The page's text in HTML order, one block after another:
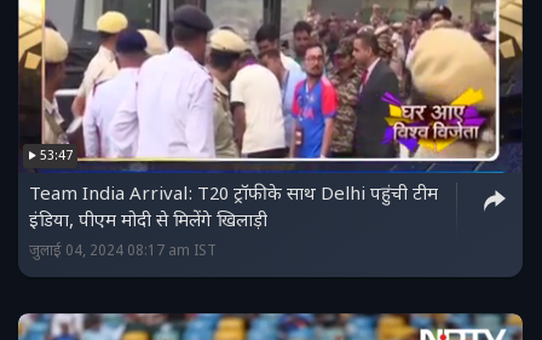
53:47
Team India Arrival: T20 ट्रॉफी के साथ Delhi पहुंची टीम
इंडिया, पीएम मोदी से मिलेंगे खिलाड़ी
जुलाई 04, 2024 08:17 am IST